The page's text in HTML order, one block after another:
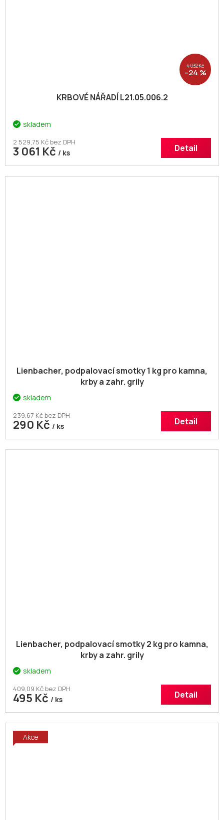
4 032 Kč
–24 %
KRBOVÉ NÁŘADÍ L21.05.006.2
skladem
2 529,75 Kč bez DPH
3 061 Kč / ks Detail
Lienbacher, podpalovací smotky 1 kg pro kamna,
krby a zahr. grily
skladem
239,67 Kč bez DPH
290 Kč / ks Detail
Lienbacher, podpalovací smotky 2 kg pro kamna,
krby a zahr. grily
skladem
409,09 Kč bez DPH
495 Kč / ks Detail
Akce